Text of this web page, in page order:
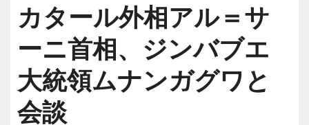
カタール外相アル＝サ
ーニ首相、ジンバブエ
大統領ムナンガグワと
会談